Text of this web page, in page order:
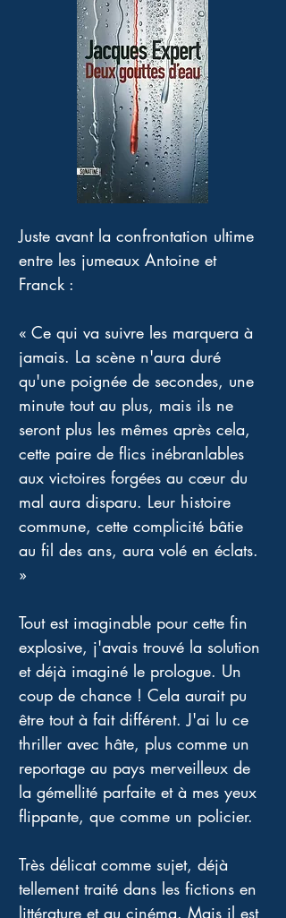
Juste avant la confrontation ultime
entre les jumeaux Antoine et
Franck :
« Ce qui va suivre les marquera à
jamais. La scène n'aura duré
qu'une poignée de secondes, une
minute tout au plus, mais ils ne
seront plus les mêmes après cela,
cette paire de flics inébranlables
aux victoires forgées au cœur du
mal aura disparu. Leur histoire
commune, cette complicité bâtie
au fil des ans, aura volé en éclats.
»
Tout est imaginable pour cette fin
explosive, j'avais trouvé la solution
et déjà imaginé le prologue. Un
coup de chance ! Cela aurait pu
être tout à fait différent. J'ai lu ce
thriller avec hâte, plus comme un
reportage au pays merveilleux de
la gémellité parfaite et à mes yeux
flippante, que comme un policier.
Très délicat comme sujet, déjà
tellement traité dans les fictions en
littérature et au cinéma. Mais il est